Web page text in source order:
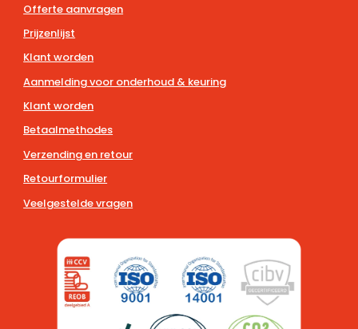
Offerte aanvragen
Prijzenlijst
Klant worden
Aanmelding voor onderhoud & keuring
Klant worden
Betaalmethodes
Verzending en retour
Retourformulier
Veelgestelde vragen